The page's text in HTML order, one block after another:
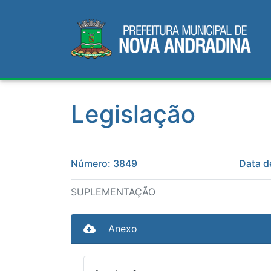
Legislação
Número: 3849 Data
SUPLEMENTAÇÃO
Anexo